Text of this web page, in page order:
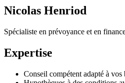
Nicolas Henriod
Spécialiste en prévoyance et en
Expertise
Conseil compétent adapté à vos